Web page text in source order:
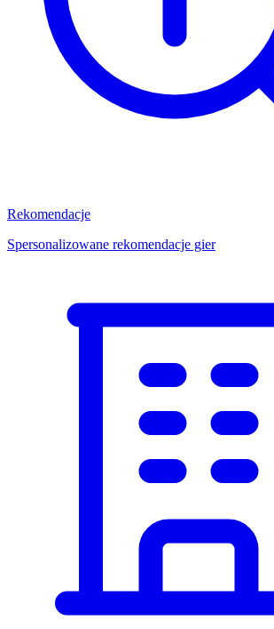
Rekomendacje
Spersonalizowane rekomendacje gier